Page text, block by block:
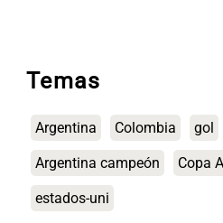
Temas
Argentina Colombia gol
Argentina campeón Copa
estados-uni